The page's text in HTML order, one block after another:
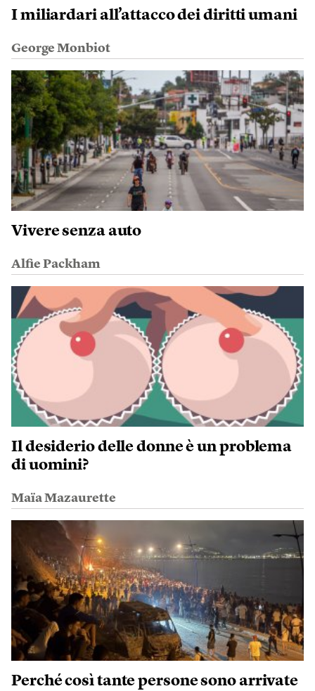
I miliardari all’attacco dei diritti umani
George Monbiot
Vivere senza auto
Alfie Packham
Il desiderio delle donne è un problema
di uomini?
Maïa Mazaurette
Perché così tante persone sono arrivate